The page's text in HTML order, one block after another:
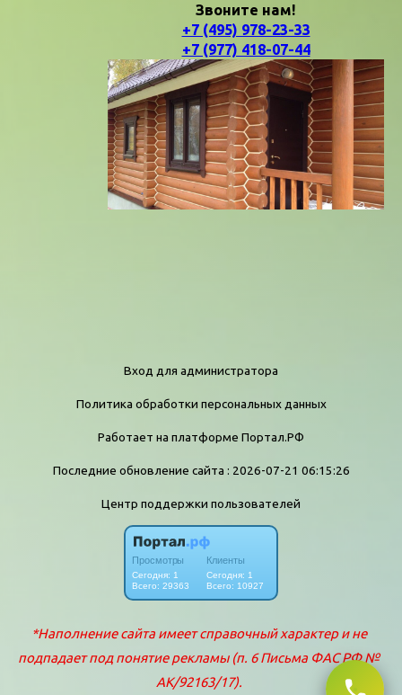
Звоните нам!
+7 (495) 978-23-33
+7 (977) 418-07-44
Вход для администратора
Политика обработки персональных данных
Работает на платформе Портал.РФ
Последние обновление сайта : 2026-07-21 06:15:26
Центр поддержки пользователей